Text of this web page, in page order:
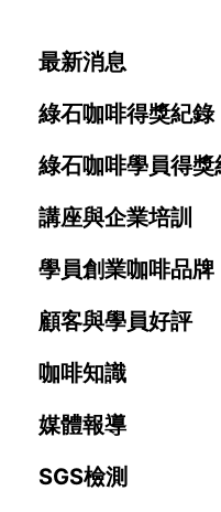
最新消息
綠石咖啡得獎紀錄
綠石咖啡學員得獎
講座與企業培訓
學員創業咖啡品牌
顧客與學員好評
咖啡知識
媒體報導
SGS檢測